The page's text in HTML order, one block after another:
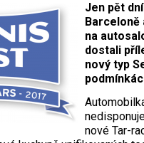
Jen pět
Barceloně
na
dostali
nový typ
nové Tar-